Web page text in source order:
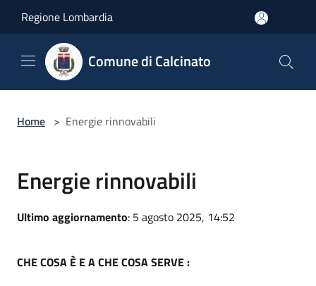
Regione Lombardia
Comune di Calcinato
Home > Energie rinnovabili
Energie rinnovabili
Ultimo aggiornamento: 5 agosto 2025, 14:52
CHE COSA È E A CHE COSA SERVE :